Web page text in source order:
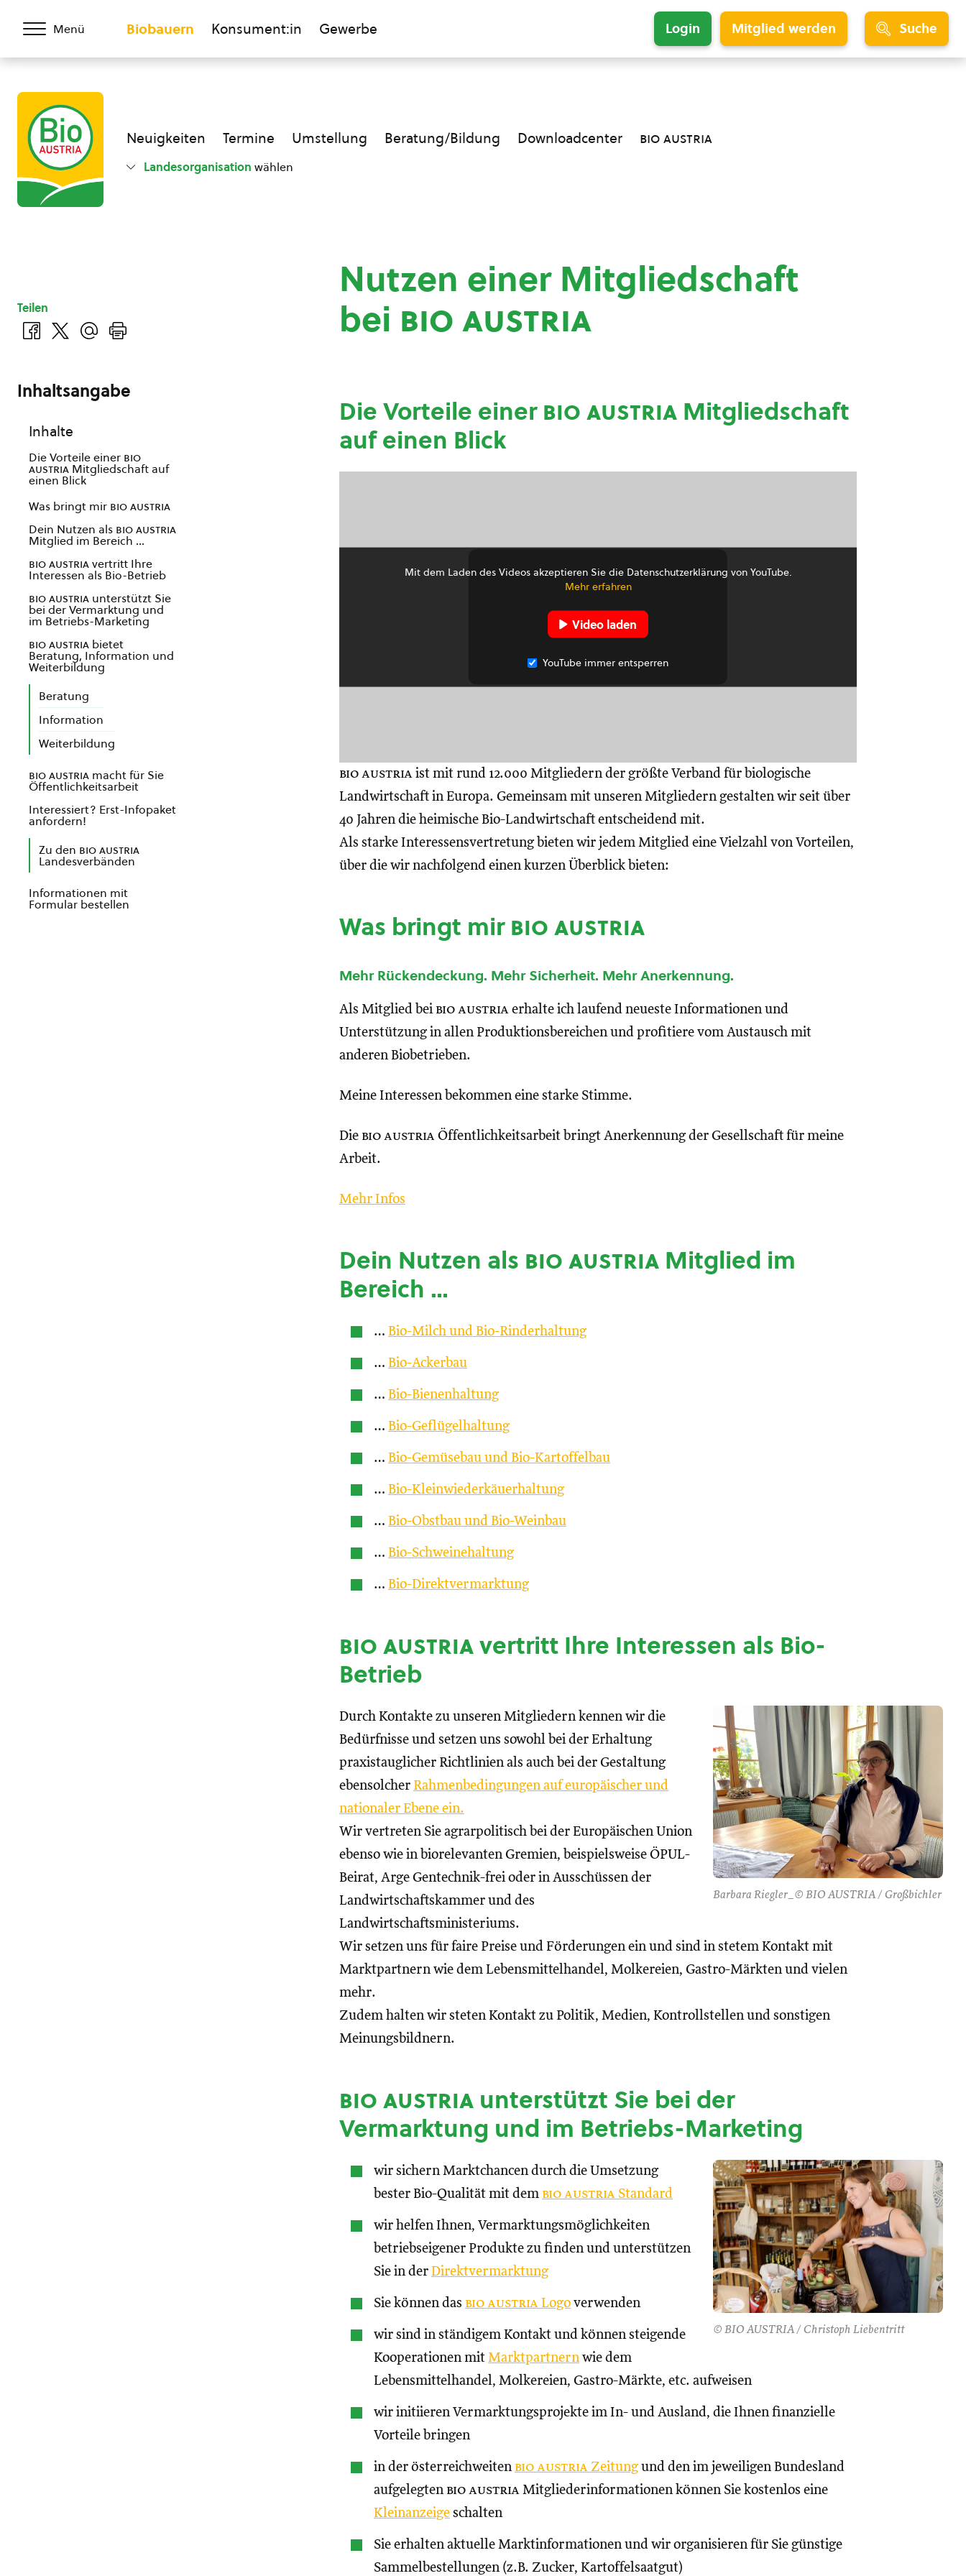
Menü Biobauern Konsument:in Gewerbe Login Mitglied werden Suche
Neuigkeiten Termine Umstellung Beratung/Bildung Downloadcenter bio austria
Landesorganisation wählen
Nutzen einer Mitgliedschaft
bei bio austria
Die Vorteile einerbio austria Mitgliedschaft
auf einen Blick
Mit dem Laden des Videos akzeptieren Sie die Datenschutzerklärung von YouTube.
Mehr erfahren
Video laden
YouTube immer entsperren
bio austria ist mit rund 12.000 Mitgliedern der größte Verband für biologische
Landwirtschaft in Europa. Gemeinsam mit unseren Mitgliedern gestalten wir seit über
40 Jahren die heimische Bio-Landwirtschaft entscheidend mit.
Als starke Interessensvertretung bieten wir jedem Mitglied eine Vielzahl von Vorteilen,
über die wir nachfolgend einen kurzen Überblick bieten:
Was bringt mirbio austria
Mehr Rückendeckung. Mehr Sicherheit. Mehr Anerkennung.
Als Mitglied bei bio austria erhalte ich laufend neueste Informationen und
Unterstützung in allen Produktionsbereichen und profitiere vom Austausch mit
anderen Biobetrieben.
Meine Interessen bekommen eine starke Stimme.
Die bio austria Öffentlichkeitsarbeit bringt Anerkennung der Gesellschaft für meine
Arbeit.
Mehr Infos
Dein Nutzen als bio austria Mitglied im
Bereich …
… Bio-Milch und Bio-Rinderhaltung
… Bio-Ackerbau
… Bio-Bienenhaltung
… Bio-Geflügelhaltung
… Bio-Gemüsebau und Bio-Kartoffelbau
… Bio-Kleinwiederkäuerhaltung
… Bio-Obstbau und Bio-Weinbau
… Bio-Schweinehaltung
… Bio-Direktvermarktung
bio austriavertritt Ihre Interessen als Bio-
Betrieb
Barbara Riegler_© BIO AUSTRIA / Großbichler
Durch Kontakte zu unseren Mitgliedern kennen wir die
Bedürfnisse und setzen uns sowohl bei der Erhaltung
praxistauglicher Richtlinien als auch bei der Gestaltung
ebensolcher Rahmenbedingungen auf europäischer und
nationaler Ebene ein.
Wir vertreten Sie agrarpolitisch bei der Europäischen Union
ebenso wie in biorelevanten Gremien, beispielsweise ÖPUL-
Beirat, Arge Gentechnik-frei oder in Ausschüssen der
Landwirtschaftskammer und des
Landwirtschaftsministeriums.
Wir setzen uns für faire Preise und Förderungen ein und sind in stetem Kontakt mit
Marktpartnern wie dem Lebensmittelhandel, Molkereien, Gastro-Märkten und vielen
mehr.
Zudem halten wir steten Kontakt zu Politik, Medien, Kontrollstellen und sonstigen
Meinungsbildnern.
bio austria unterstützt Sie bei der
Vermarktung und im Betriebs-Marketing
© BIO AUSTRIA / Christoph Liebentritt
wir sichern Marktchancen durch die Umsetzung
bester Bio-Qualität mit dem bio austria Standard
wir helfen Ihnen, Vermarktungsmöglichkeiten
betriebseigener Produkte zu finden und unterstützen
Sie in der Direktvermarktung
Sie können das bio austria Logo verwenden
wir sind in ständigem Kontakt und können steigende
Kooperationen mit Marktpartnernwie dem
Lebensmittelhandel, Molkereien, Gastro-Märkte, etc. aufweisen
wir initiieren Vermarktungsprojekte im In- und Ausland, die Ihnen finanzielle
Vorteile bringen
in der österreichweiten bio austria Zeitungund den im jeweiligen Bundesland
aufgelegten bio austria Mitgliederinformationen können Sie kostenlos eine
Kleinanzeige schalten
Sie erhalten aktuelle Marktinformationen und wir organisieren für Sie günstige
Sammelbestellungen (z.B. Zucker, Kartoffelsaatgut)
Teilen
Inhaltsangabe
Inhalte
Die Vorteile einer bio
austria Mitgliedschaft auf
einen Blick
Was bringt mir bio austria
Dein Nutzen als bio austria
Mitglied im Bereich …
bio austriavertritt Ihre
Interessen als Bio-Betrieb
bio austria unterstützt Sie
bei der Vermarktung und
im Betriebs-Marketing
bio austria bietet
Beratung, Information und
Weiterbildung
Beratung
Information
Weiterbildung
bio austria macht für Sie
Öffentlichkeitsarbeit
Interessiert? Erst-Infopaket
anfordern!
Zu den bio austria
Landesverbänden
Informationen mit
Formular bestellen